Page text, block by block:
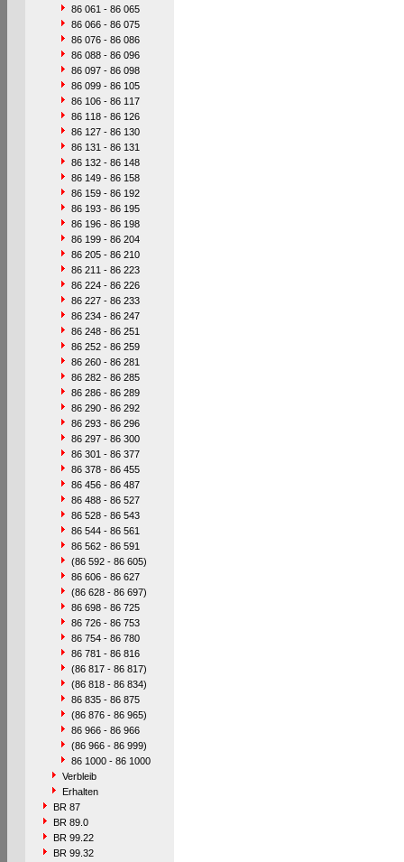
86 061 - 86 065
86 066 - 86 075
86 076 - 86 086
86 088 - 86 096
86 097 - 86 098
86 099 - 86 105
86 106 - 86 117
86 118 - 86 126
86 127 - 86 130
86 131 - 86 131
86 132 - 86 148
86 149 - 86 158
86 159 - 86 192
86 193 - 86 195
86 196 - 86 198
86 199 - 86 204
86 205 - 86 210
86 211 - 86 223
86 224 - 86 226
86 227 - 86 233
86 234 - 86 247
86 248 - 86 251
86 252 - 86 259
86 260 - 86 281
86 282 - 86 285
86 286 - 86 289
86 290 - 86 292
86 293 - 86 296
86 297 - 86 300
86 301 - 86 377
86 378 - 86 455
86 456 - 86 487
86 488 - 86 527
86 528 - 86 543
86 544 - 86 561
86 562 - 86 591
(86 592 - 86 605)
86 606 - 86 627
(86 628 - 86 697)
86 698 - 86 725
86 726 - 86 753
86 754 - 86 780
86 781 - 86 816
(86 817 - 86 817)
(86 818 - 86 834)
86 835 - 86 875
(86 876 - 86 965)
86 966 - 86 966
(86 966 - 86 999)
86 1000 - 86 1000
Verbleib
Erhalten
BR 87
BR 89.0
BR 99.22
BR 99.32